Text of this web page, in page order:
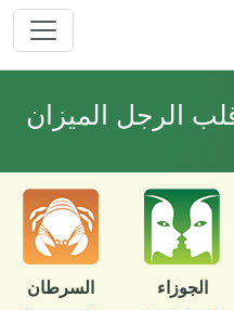
الرجل الميزان
الجوزاء السرطان